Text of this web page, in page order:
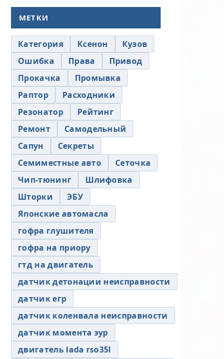
МЕТКИ
Категория Ксенон
Кузов
Ошибка
Права
Привод
Прокачка
Промывка
Раптор
Расходники
Резонатор
Рейтинг
Ремонт
Самодельный
Сапун
Секреты
Семиместные авто
Сеточка
Чип-тюнинг
Шлифовка
Шторки
ЭБУ
Японские автомасла
гофра глушителя
гофра на приору
гтд на двигатель
датчик детонации неисправности
датчик егр
датчик коленвала неисправности
датчик момента эур
двигатель lada rso35l